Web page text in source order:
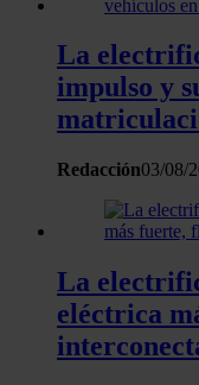
de cookies.
Las cookies de
el contenido y los
sociales y analizar
información sobre
web, quienes
partir del uso que
La
impulso y
Redacción03/08/
La
eléctrica